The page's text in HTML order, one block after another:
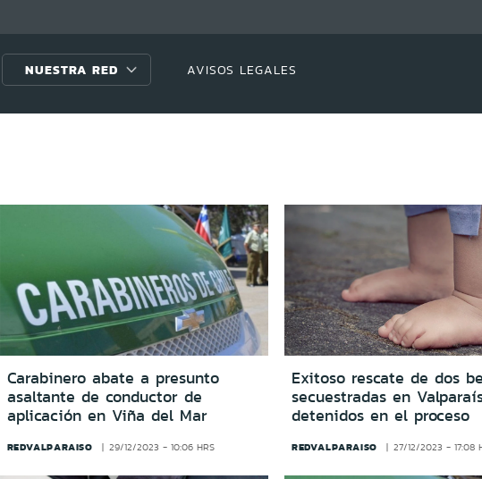
NUESTRA RED AVISOS LEGALES
Carabinero abate a presunto
asaltante de conductor de
aplicación en Viña del Mar
REDVALPARAISO 29/12/2023 - 10:06 HRS
Exitoso rescate de dos
secuestradas en
detenidos en el proceso
REDVALPARAISO 27/12/2023 - 17:08